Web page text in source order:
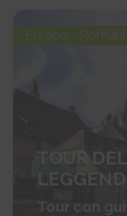
Europa -
TOUR
Tour con